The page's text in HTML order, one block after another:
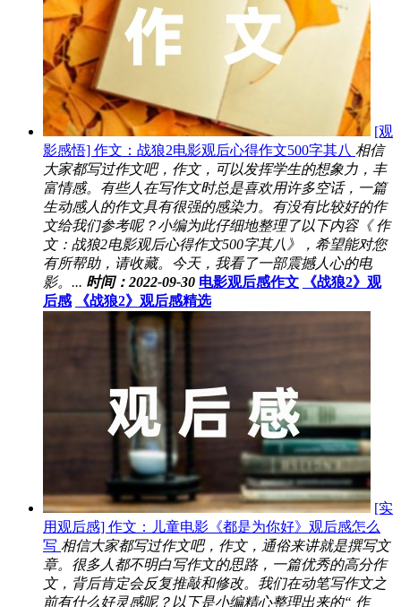
[观
影感悟] 作文：战狼2电影观后心得作文500字其八 相信
大家都写过作文吧，作文，可以发挥学生的想象力，丰
富情感。有些人在写作文时总是喜欢用许多空话，一篇
生动感人的作文具有很强的感染力。有没有比较好的作
文给我们参考呢？小编为此仔细地整理了以下内容《 作
文：战狼2电影观后心得作文500字其八》，希望能对您
有所帮助，请收藏。今天，我看了一部震撼人心的电
影。... 时间：2022-09-30 电影观后感作文
《战狼2》观
后感
《战狼2》观后感精选
[实
用观后感] 作文：儿童电影《都是为你好》观后感怎么
写 相信大家都写过作文吧，作文，通俗来讲就是撰写文
章。很多人都不明白写作文的思路，一篇优秀的高分作
文，背后肯定会反复推敲和修改。我们在动笔写作文之
前有什么好灵感呢？以下是小编精心整理出来的“ 作